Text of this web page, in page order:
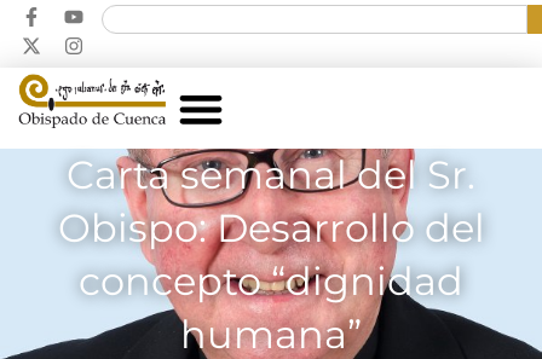
Carta semanal del Sr.
Obispo: Desarrollo del
concepto “dignidad
humana”